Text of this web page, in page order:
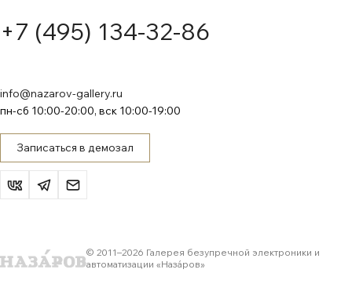
+7 (495) 134-32-86
info@nazarov-gallery.ru
пн-сб 10:00-20:00, вск 10:00-19:00
Записаться в демозал
© 2011–2026 Галерея безупречной электроники и
автоматизации «Назáров»